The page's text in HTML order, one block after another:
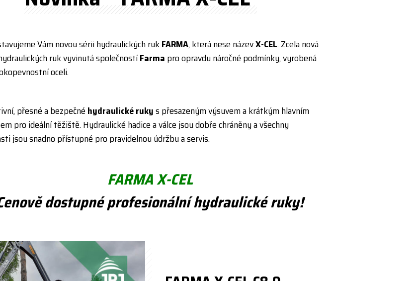
Vám novou sérii hydraulických rukFARMA, která nese názevX-CEL. Zcela nová
ruk vyvinutá společnostíFarma pro opravdu náročné podmínky, vyrobená
oceli.
přesné a bezpečné hydraulické rukys přesazeným výsuvem a krátkým hlavním
pro ideální těžiště. Hydraulické hadice a válce jsou dobře chráněny a všechny
jsou snadno přístupné pro pravidelnou údržbu a servis.
FARMA X-CEL
dostupné profesionální hydraulické ruky!